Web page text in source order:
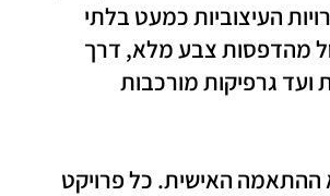
העיצוביות כמעט בלתי
מהדפסות צבע מלא, דרך
ועד גרפיקות מורכבות
ההתאמה האישית. כל פרויקט